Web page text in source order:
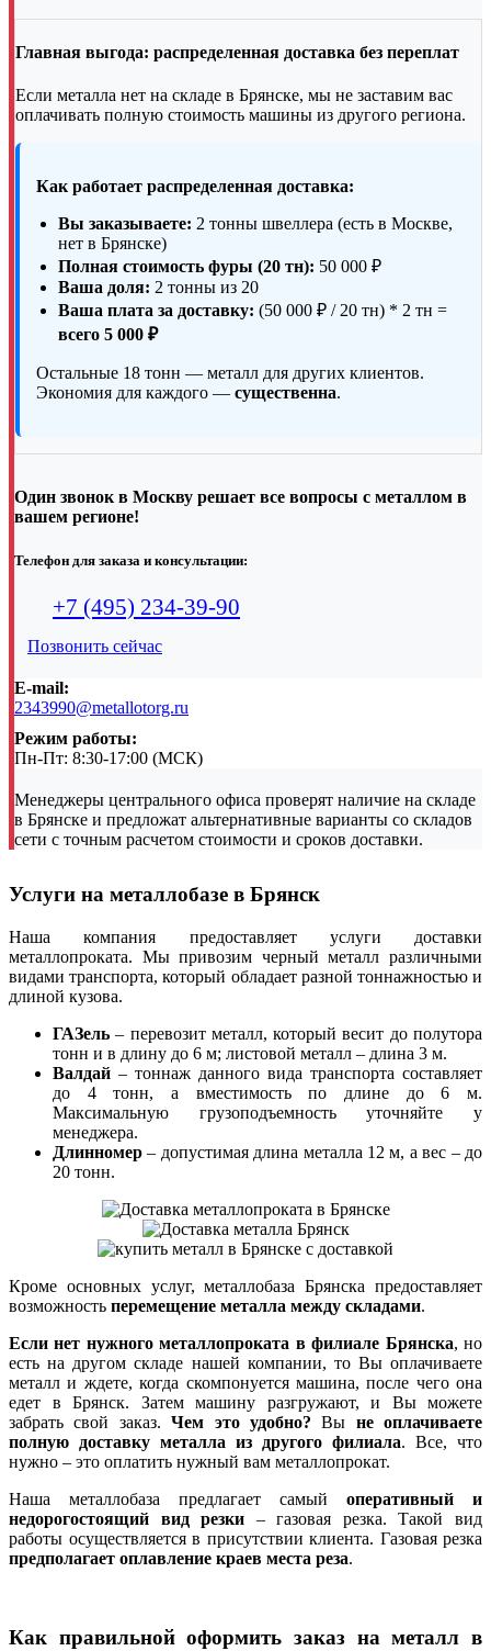
Главная выгода: распределенная доставка без переплат
Если металла нет на складе в Брянске, мы не заставим вас
оплачивать полную стоимость машины из другого региона.
Как работает распределенная доставка:
Вы заказываете: 2 тонны швеллера (есть в Москве,
нет в Брянске)
Полная стоимость фуры (20 тн): 50 000 ₽
Ваша доля: 2 тонны из 20
Ваша плата за доставку: (50 000 ₽ / 20 тн) * 2 тн =
всего 5 000 ₽
Остальные 18 тонн — металл для других клиентов.
Экономия для каждого — существенна.
Один звонок в Москву решает все вопросы с металлом в
вашем регионе!
Телефон для заказа и консультации:
+7 (495) 234-39-90
Позвонить сейчас
E-mail:
2343990@metallotorg.ru
Режим работы:
Пн-Пт: 8:30-17:00 (МСК)
Менеджеры центрального офиса проверят наличие на складе
в Брянске и предложат альтернативные варианты со складов
сети с точным расчетом стоимости и сроков доставки.
Услуги на металлобазе в Брянск
Наша компания предоставляет услуги доставки
металлопроката. Мы привозим черный металл различными
видами транспорта, который обладает разной тоннажностью и
длиной кузова.
ГАЗель – перевозит металл, который весит до полутора
тонн и в длину до 6 м; листовой металл – длина 3 м.
Валдай – тоннаж данного вида транспорта составляет
до 4 тонн, а вместимость по длине до 6 м.
Максимальную грузоподъемность уточняйте у
менеджера.
Длинномер– допустимая длина металла 12 м, а вес – до
20 тонн.
Кроме основных услуг, металлобаза Брянска предоставляет
возможность перемещение металла между складами.
Если нет нужного металлопроката в филиале Брянска, но
есть на другом складе нашей компании, то Вы оплачиваете
металл и ждете, когда скомпонуется машина, после чего она
едет в Брянск. Затем машину разгружают, и Вы можете
забрать свой заказ.Чем это удобно? Вы не оплачиваете
полную доставку металла из другого филиала. Все, что
нужно – это оплатить нужный вам металлопрокат.
Наша металлобаза предлагает самый оперативный и
недорогостоящий вид резки – газовая резка. Такой вид
работы осуществляется в присутствии клиента. Газовая резка
предполагает оплавление краев места реза.
Как правильной оформить заказ на металл в